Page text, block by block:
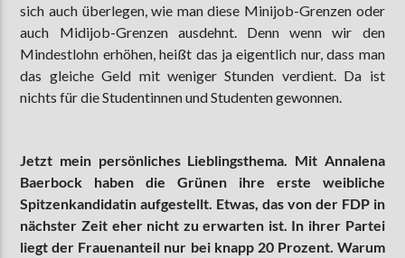
sich auch überlegen, wie man diese Minijob-Grenzen oder
auch Midijob-Grenzen ausdehnt. Denn wenn wir den
Mindestlohn erhöhen, heißt das ja eigentlich nur, dass man
das gleiche Geld mit weniger Stunden verdient. Da ist
nichts für die Studentinnen und Studenten gewonnen.
Jetzt mein persönliches Lieblingsthema. Mit Annalena
Baerbock haben die Grünen ihre erste weibliche
Spitzenkandidatin aufgestellt. Etwas, das von der FDP in
nächster Zeit eher nicht zu erwarten ist. In ihrer Partei
liegt der Frauenanteil nur bei knapp 20 Prozent. Warum